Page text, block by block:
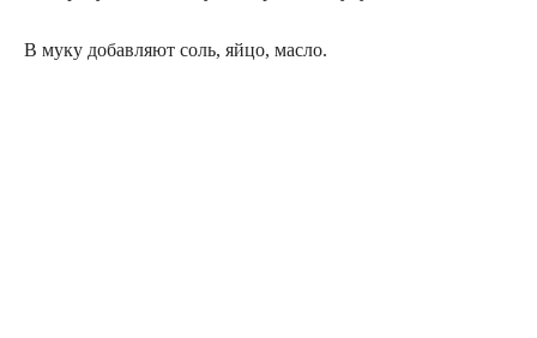
В муку добавляют соль, яйцо, масло.